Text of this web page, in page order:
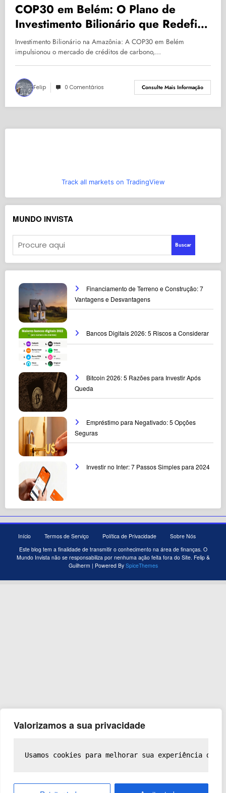
Valorizamos a sua privacidade
Usamos cookies para melhorar sua experiência
COP30 em Belém: O Plano de
Investimento Bilionário que Redefine
o Mercado de Bioeconomia e
Infraestrutura na Amazônia
Investimento Bilionário na Amazônia: A COP30 em Belém
impulsionou o mercado de créditos de carbono,…
Felip 0 Comentários Consulte Mais Informação
Track all markets on TradingView
MUNDO INVISTA
Buscar
Financiamento de Terreno e Construção: 7
Vantagens e Desvantagens
Bancos Digitais 2026: 5 Riscos a Considerar
Bitcoin 2026: 5 Razões para Investir Após
Queda
Empréstimo para Negativado: 5 Opções
Seguras
Investir no Inter: 7 Passos Simples para 2024
Início Termos de Serviço Política de Privacidade
Sobre Nós
Este blog tem a finalidade de transmitir o conhecimento na área de finanças. O
Mundo Invista não se responsabiliza por nenhuma ação feita fora do Site. Felip &
Guilherm | Powered By SpiceThemes